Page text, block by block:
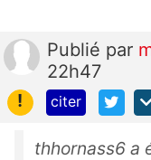
Publié par
22h47
!
citer
thhornass6 a